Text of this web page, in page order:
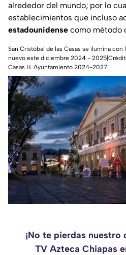
alrededor del mundo; por lo
establecimientos que incluso
estadounidense como método
San Cristóbal de las Casas se ilumina
nuevo este diciembre 2024 -
Casas H. Ayuntamiento 2024-2027
¡No te pierdas nuestro
TV Azteca Chiapas